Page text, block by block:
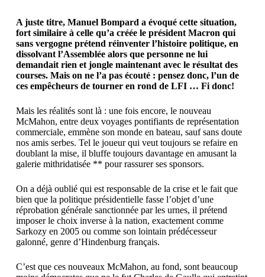
A juste titre, Manuel Bompard a évoqué cette situation,
fort similaire à celle qu’a créée le président Macron qui
sans vergogne prétend réinventer l’histoire politique, en
dissolvant l’Assemblée alors que personne ne lui
demandait rien et jongle maintenant avec le résultat des
courses. Mais on ne l’a pas écouté : pensez donc, l’un de
ces empêcheurs de tourner en rond de LFI … Fi donc!
Mais les réalités sont là : une fois encore, le nouveau
McMahon, entre deux voyages pontifiants de représentation
commerciale, emmène son monde en bateau, sauf sans doute
nos amis serbes. Tel le joueur qui veut toujours se refaire en
doublant la mise, il bluffe toujours davantage en amusant la
galerie mithridatisée ** pour rassurer ses sponsors.
On a déjà oublié qui est responsable de la crise et le fait que
bien que la politique présidentielle fasse l’objet d’une
réprobation générale sanctionnée par les urnes, il prétend
imposer le choix inverse à la nation, exactement comme
Sarkozy en 2005 ou comme son lointain prédécesseur
galonné, genre d’Hindenburg français.
C’est que ces nouveaux McMahon, au fond, sont beaucoup